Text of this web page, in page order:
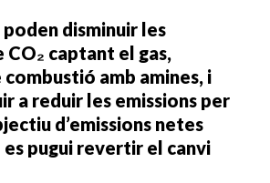
poden disminuir les
CO₂ captant el gas,
amb amines, i
a reduir les emissions per
d’emissions netes
pugui revertir el canvi